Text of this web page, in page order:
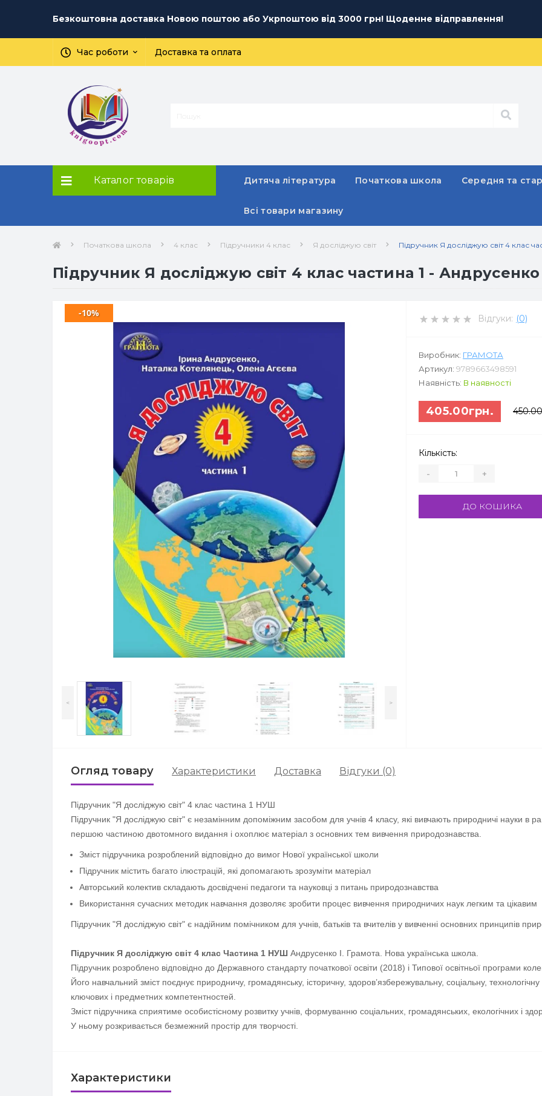
Безкоштовна доставка Новою поштою або Укрпоштою від 3000 грн! Щоденне відправлення!
Час роботи Доставка та оплата
Каталог товарів Дитяча література Початкова школа Середня та
Всі товари магазину
Початкова школа 4 клас Підручники 4 клас Я досліджую світ Підручник Я досліджую світ 4 клас
Підручник Я досліджую світ 4 клас частина 1 -
-10%
< >
Відгуки: (0)
Виробник: ГРАМОТА
Артикул: 9789663498591
Наявність: В наявності
405.00грн.
Кількість:
- +
ДО КОШИКА
Огляд товару Характеристики Доставка Відгуки (0)
Підручник "Я досліджую світ" 4 клас частина 1 НУШ
Підручник "Я досліджую світ" є незамінним допоміжним засобом для учнів 4 класу, які вивчають природничі науки в
першою частиною двотомного видання і охоплює матеріал з основних тем вивчення природознавства.
Зміст підручника розроблений відповідно до вимог Нової української школи
Підручник містить багато ілюстрацій, які допомагають зрозуміти матеріал
Авторський колектив складають досвідчені педагоги та науковці з питань природознавства
Використання сучасних методик навчання дозволяє зробити процес вивчення природничих наук легким та цікавим
Підручник "Я досліджую світ" є надійним помічником для учнів, батьків та вчителів у вивченні основних принципів
Підручник Я досліджую світ 4 клас Частина 1 НУШ Андрусенко І. Грамота. Нова українська школа.
Підручник розроблено відповідно до Державного стандарту початкової освіти (2018) і Типової освітньої програми
Його навчальний зміст поєднує природничу, громадянську, історичну, здоров’язбережувальну, соціальну,
ключових і предметних компетентностей.
Зміст підручника сприятиме особистісному розвитку учнів, формуванню соціальних, громадянських, екологічних і
У ньому розкривається безмежний простір для творчості.
Характеристики